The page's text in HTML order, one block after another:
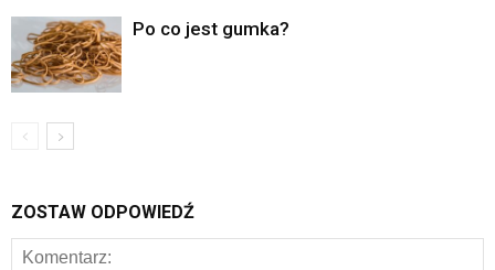
Po co jest gumka?
ZOSTAW ODPOWIEDŹ